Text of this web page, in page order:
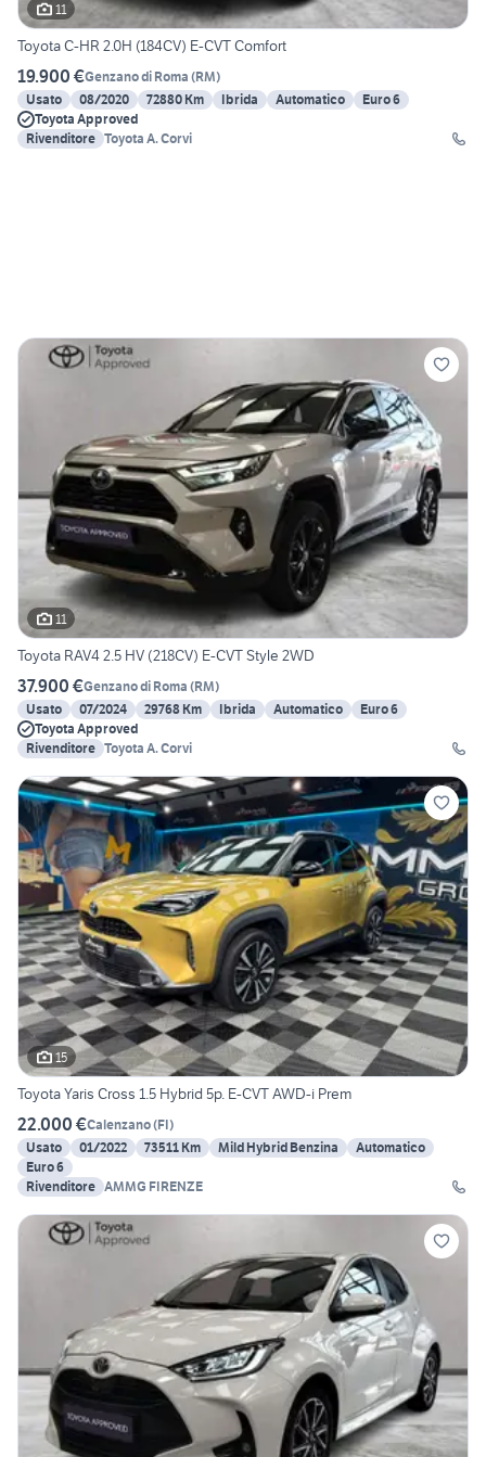
11
Toyota C-HR 2.0H (184CV) E-CVT Comfort
19.900 €Genzano di Roma (RM)
Usato
08/2020 72880 Km Ibrida Automatico
Euro 6
Toyota Approved
Rivenditore Toyota A. Corvi
11
Toyota RAV4 2.5 HV (218CV) E-CVT Style 2WD
37.900 €Genzano di Roma (RM)
Usato
07/2024 29768 Km Ibrida Automatico
Euro 6
Toyota Approved
Rivenditore Toyota A. Corvi
15
Toyota Yaris Cross 1.5 Hybrid 5p. E-CVT AWD-i Prem
22.000 €Calenzano(FI)
Usato
01/2022 73511 Km Mild Hybrid Benzina
Automatico
Euro 6
Rivenditore AMMG FIRENZE